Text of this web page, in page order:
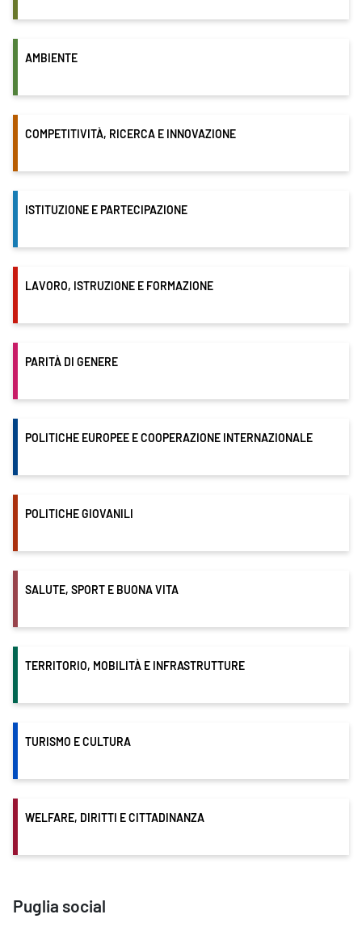
AMBIENTE
COMPETITIVITÀ, RICERCA E INNOVAZIONE
ISTITUZIONE E PARTECIPAZIONE
LAVORO, ISTRUZIONE E FORMAZIONE
PARITÀ DI GENERE
POLITICHE EUROPEE E COOPERAZIONE INTERNAZIONALE
POLITICHE GIOVANILI
SALUTE, SPORT E BUONA VITA
TERRITORIO, MOBILITÀ E INFRASTRUTTURE
TURISMO E CULTURA
WELFARE, DIRITTI E CITTADINANZA
Puglia social